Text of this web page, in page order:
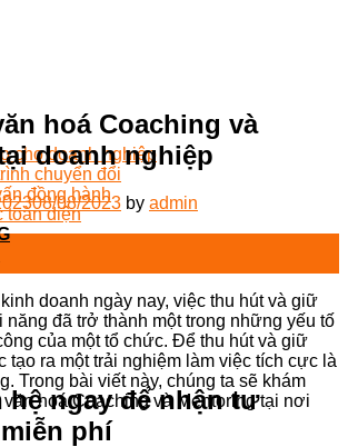
cho doanh nghiệp
chuyển đổi
đồng hành
toàn diện
hệ ngay để nhận tư
phí
hoá Coaching và
doanh nghiệp
08/08/2023 by admin
doanh ngày nay, việc thu hút và giữ
năng đã trở thành một trong những yếu tố
của một tổ chức. Để thu hút và giữ
tạo ra một trải nghiệm làm việc tích cực là
Trong bài viết này, chúng ta sẽ khám
hoá Coaching và Mentoring tại nơi